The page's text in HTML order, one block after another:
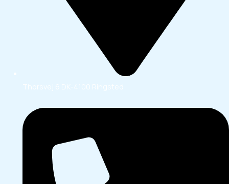
Thorsvej 6 DK-4100 Ringsted